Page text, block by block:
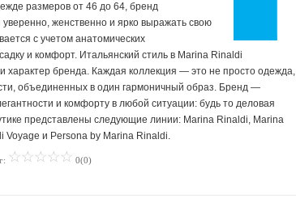
размеров от 46 до 64, бренд
женственно и ярко выражать свою
с учетом анатомических
и комфорт. Итальянский стиль в Marina Rinaldi
характер бренда. Каждая коллекция — это не просто одежда,
объединенных в один гармоничный образ. Бренд —
и комфорту в любой ситуации: будь то деловая
представлены следующие линии: Marina Rinaldi, Marina
Voyage и Persona by Marina Rinaldi.
0(0)